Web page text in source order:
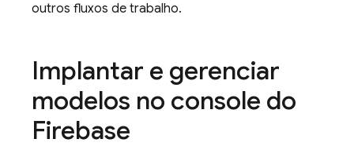
outros fluxos de trabalho.
Implantar e gerenciar
modelos no console do
Firebase